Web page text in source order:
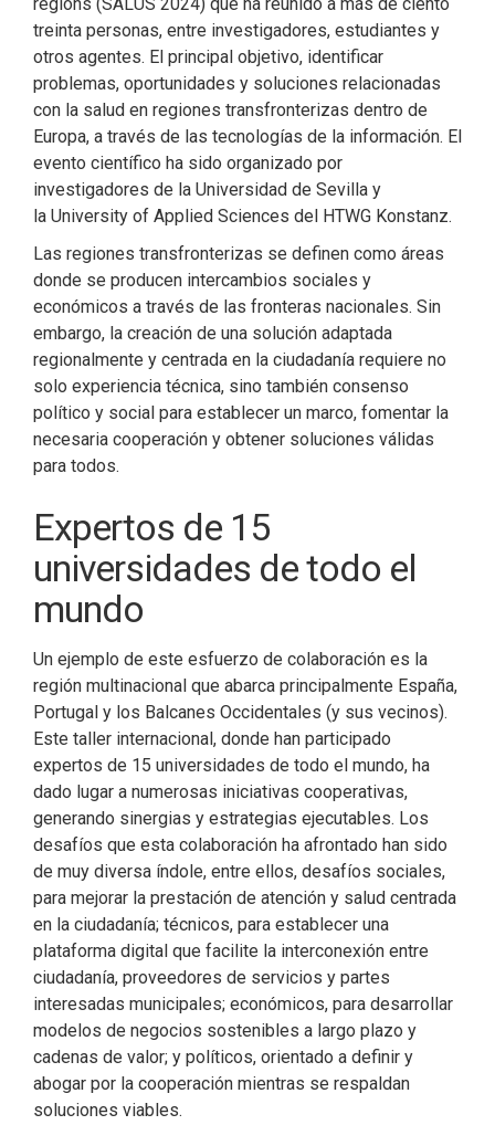
regions (SALUS 2024) que ha reunido a más de ciento
treinta personas, entre investigadores, estudiantes y
otros agentes. El principal objetivo, identificar
problemas, oportunidades y soluciones relacionadas
con la salud en regiones transfronterizas dentro de
Europa, a través de las tecnologías de la información. El
evento científico ha sido organizado por
investigadores de la Universidad de Sevilla y
la University of Applied Sciences del HTWG Konstanz.
Las regiones transfronterizas se definen como áreas
donde se producen intercambios sociales y
económicos a través de las fronteras nacionales. Sin
embargo, la creación de una solución adaptada
regionalmente y centrada en la ciudadanía requiere no
solo experiencia técnica, sino también consenso
político y social para establecer un marco, fomentar la
necesaria cooperación y obtener soluciones válidas
para todos.
Expertos de 15
universidades de todo el
mundo
Un ejemplo de este esfuerzo de colaboración es la
región multinacional que abarca principalmente España,
Portugal y los Balcanes Occidentales (y sus vecinos).
Este taller internacional, donde han participado
expertos de 15 universidades de todo el mundo, ha
dado lugar a numerosas iniciativas cooperativas,
generando sinergias y estrategias ejecutables. Los
desafíos que esta colaboración ha afrontado han sido
de muy diversa índole, entre ellos, desafíos sociales,
para mejorar la prestación de atención y salud centrada
en la ciudadanía; técnicos, para establecer una
plataforma digital que facilite la interconexión entre
ciudadanía, proveedores de servicios y partes
interesadas municipales; económicos, para desarrollar
modelos de negocios sostenibles a largo plazo y
cadenas de valor; y políticos, orientado a definir y
abogar por la cooperación mientras se respaldan
soluciones viables.